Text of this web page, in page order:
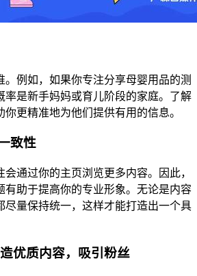
。例如，如果你专注分享母婴用品的测
率是新手妈妈或育儿阶段的家庭。了解
更精准地为他们提供有用的信息。
致性
通过你的主页浏览更多内容。因此，
有助于提高你的专业形象。无论是内容
尽量保持统一，这样才能打造出一个具
优质内容，吸引粉丝